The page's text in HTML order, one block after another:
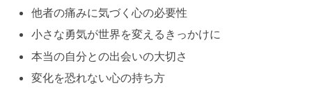
他者の痛みに気づく心の必要性
小さな勇気が世界を変えるきっかけに
本当の自分との出会いの大切さ
変化を恐れない心の持ち方